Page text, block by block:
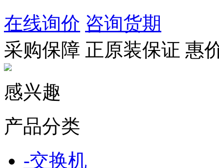
在线询价 咨询货期
采购保障 正原装保证 惠
感兴趣
产品分类
-交换机